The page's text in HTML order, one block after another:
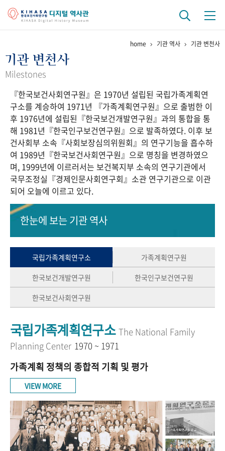
걸어온 길 기관 변천사
연구 역사
정책과 연구 키워드로 보는 연구 역사
연구자들
간행물 변천사
기록물 아카이브
사진 아카이브 문서 기록물 행정박물 영상 기록물
50+1 주년 기념
세계와 함께 한 KIHASA
VR 역사관
home 기관 역사 기관 변천사
기관 변천사
Milestones
『한국보건사회연구원』은 1970년 설립된 국립가족계획연
구소를 계승하여 1971년 『가족계획연구원』으로 출범한 이
후 1976년에 설립된『한국보건개발연구원』과의 통합을 통
해 1981년『한국인구보건연구원』으로 발족하였다. 이후 보
건사회부 소속『사회보장심의위원회』의 연구기능을 흡수하
여 1989년『한국보건사회연구원』으로 명칭을 변경하였으
며, 1999년에 이르러서는 보건복지부 소속의 연구기관에서
국무조정실『경제인문사회연구회』소관 연구기관으로 이관
되어 오늘에 이르고 있다.
한눈에 보는기관 역사
국립가족계획연구소
가족계획연구원
한국보건개발연구원
한국인구보건연구원
한국보건사회연구원
국립가족계획연구소 The National Family
Planning Center 1970 ~ 1971
가족계획 정책의 종합적 기획 및 평가
VIEW MORE